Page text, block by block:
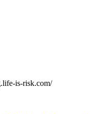
is-risk.com/